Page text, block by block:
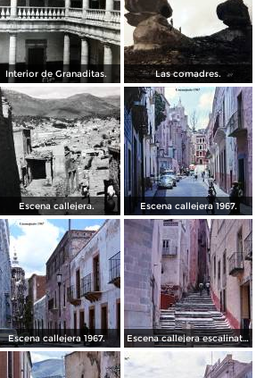
Interior de Granaditas. Las comadres.
Escena callejera. Escena callejera 1967.
Escena callejera 1967. Escena callejera escalinata 1967.